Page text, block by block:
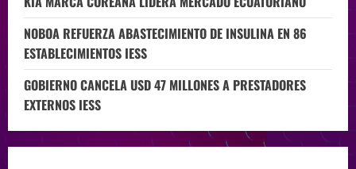
NOBOA REFUERZA ABASTECIMIENTO DE INSULINA EN 86
ESTABLECIMIENTOS IESS
GOBIERNO CANCELA USD 47 MILLONES A PRESTADORES
EXTERNOS IESS